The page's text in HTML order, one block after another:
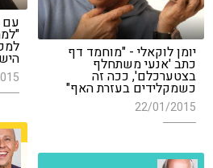
עם
יומן לוקאלי - "מוחמד דף
כתב 'אנעי משתחלף
בצטערכלם', ככה זה
כשמקלידים בעזרת האף"
22/01/2015